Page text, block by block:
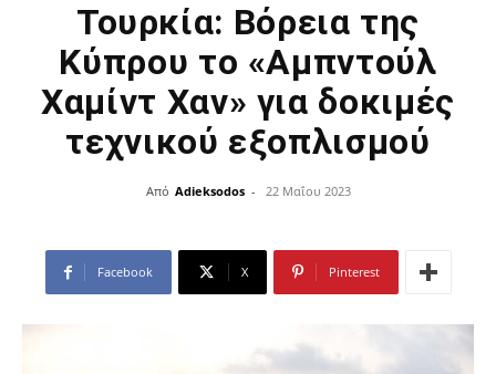
Τουρκία: Βόρεια της
Κύπρου το «Αμπντούλ
Χαμίντ Χαν» για δοκιμές
τεχνικού εξοπλισμού
Από Adieksodos - 22 Μαΐου 2023
Facebook X Pinterest